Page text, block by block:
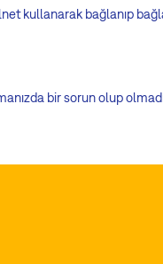
kullanarak bağlanıp
bir sorun olup